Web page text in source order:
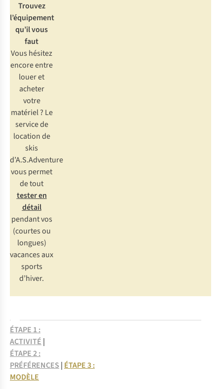
Trouvez
l’équipement
qu’il vous
faut
Vous hésitez
encore entre
louer et
acheter
votre
matériel ? Le
service de
location de
skis
d’A.S.Adventure
vous permet
de tout
tester en
détail
pendant vos
(courtes ou
longues)
vacances aux
sports
d’hiver.
ÉTAPE 1 :
ACTIVITÉ |
ÉTAPE 2 :
PRÉFÉRENCES | ÉTAPE 3 :
MODÈLE